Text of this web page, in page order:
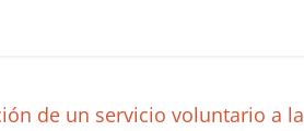
de un servicio voluntario a la